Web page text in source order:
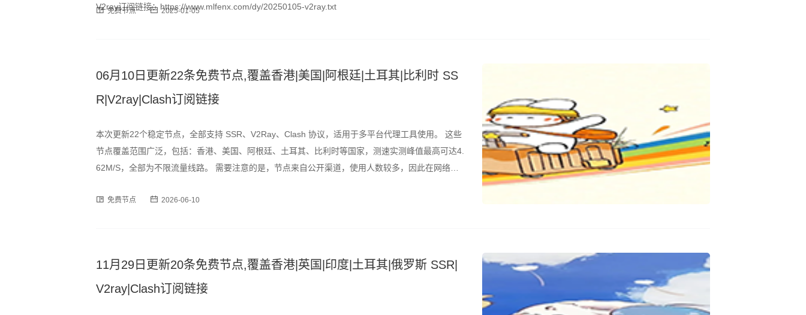
V2ray订阅链接：https://www.mlfenx.com/dy/20250105-v2ray.txt
免费节点 2025-01-05
06月10日更新22条免费节点,覆盖香港|美国|阿根廷|土耳其|比利时 SS
R|V2ray|Clash订阅链接
本次更新22个稳定节点，全部支持 SSR、V2Ray、Clash 协议，适用于多平台代理工具使用。 这些
节点覆盖范围广泛，包括：香港、美国、阿根廷、土耳其、比利时等国家，测速实测峰值最高可达4.
62M/S，全部为不限流量线路。 需要注意的是，节点来自公开渠道，使用人数较多，因此在网络高
为订阅格式，用户可通过以下
免费节点 2026-06-10
11月29日更新20条免费节点,覆盖香港|英国|印度|土耳其|俄罗斯 SSR|
V2ray|Clash订阅链接